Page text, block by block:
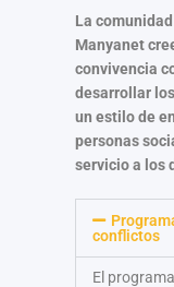
La
Manyanet
convivencia
desarrollar
un estilo de
personas
servicio a los
conflictos
El